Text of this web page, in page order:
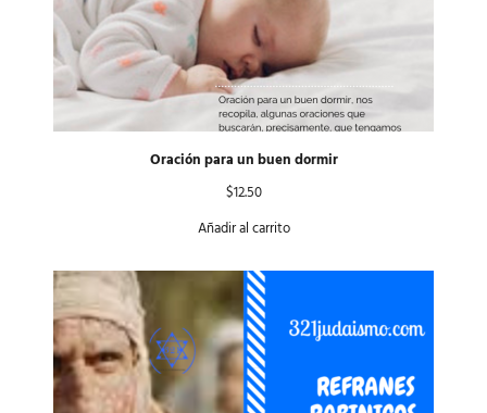
Oración para un buen dormir
$12.50
Añadir al carrito